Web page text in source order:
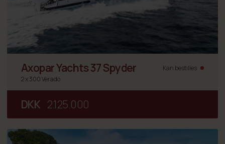
Axopar Yachts 37 Spyder
Kan bestilles
2 x 300 Verado
DKK 2.125.000